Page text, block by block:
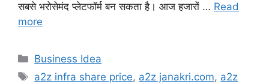
सबसे भरोसेमंद प्लेटफॉर्म बन सकता है। आज हजारों … Read
more
Categories
Business Idea
Tags
a2z infra share price, a2z janakri.com, a2z